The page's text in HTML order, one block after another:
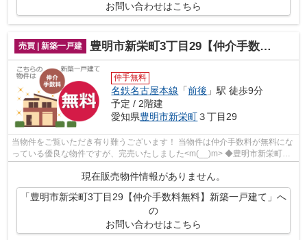
お問い合わせはこちら
売買 | 新築一戸建 豊明市新栄町3丁目29【仲介手数料無料】新築一戸建て
仲手無料
名鉄名古屋本線 「前後 」駅 徒歩9分
予定 / 2階建
愛知県豊明市新栄町３丁目29
当物件をご覧いただき有り難うございます！ 当物件は仲介手数料が無料にな
っている優良な物件ですが、完売いたしました<m(__)m> ◆豊明市新栄町３
現在販売物件情報がありません。
「豊明市新栄町3丁目29【仲介手数料無料】新築一戸建て」へ
の
お問い合わせはこちら